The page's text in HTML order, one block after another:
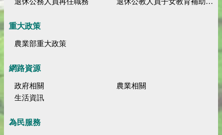
重大政策
農業部重大政策
網路資源
政府相關
農業相關
生活資訊
為民服務